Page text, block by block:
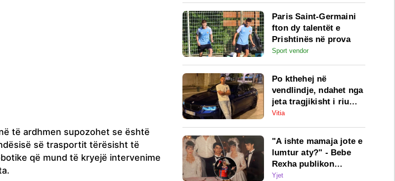
të ardhmen supozohet se është
së trasportit tërësisht të
që mund të kryejë intervenime
Paris Saint-Germaini
fton dy talentët e
Prishtinës në prova
Sport vendor
Po kthehej në
vendlindje, ndahet nga
jeta tragjikisht i riu
nga Vitia
Vitia
"A ishte mamaja jote e
lumtur aty?" - Bebe
Rexha publikon
fotografi të rralla nga
Yjet